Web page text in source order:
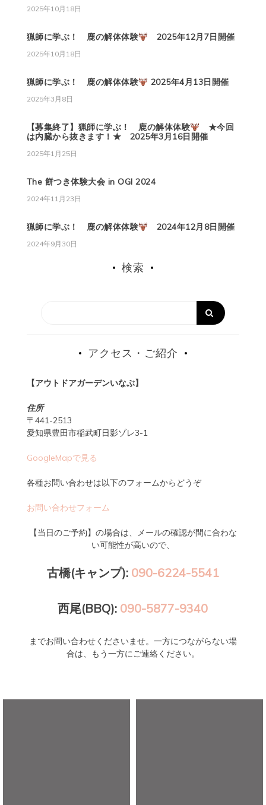
2025年10月18日
猟師に学ぶ！ 鹿の解体体験 2025年12月7日開催
2025年10月18日
猟師に学ぶ！ 鹿の解体体験 2025年4月13日開催
2025年3月8日
【募集終了】猟師に学ぶ！ 鹿の解体体験
★今回
は内臓から抜きます！★ 2025年3月16日開催
2025年1月25日
The 餅つき体験大会 in OGI 2024
2024年11月23日
猟師に学ぶ！ 鹿の解体体験 2024年12月8日開催
2024年9月30日
検索
アクセス・ご紹介
【アウトドアガーデンいなぶ】
住所
〒441-2513
愛知県豊田市稲武町日影ゾレ3-1
GoogleMapで見る
各種お問い合わせは以下のフォームからどうぞ
お問い合わせフォーム
【当日のご予約】の場合は、メールの確認が間に合わな
い可能性が高いので、
古橋(キャンプ): 090-6224-5541
西尾(BBQ): 090-5877-9340
までお問い合わせくださいませ。一方につながらない場
合は、もう一方にご連絡ください。